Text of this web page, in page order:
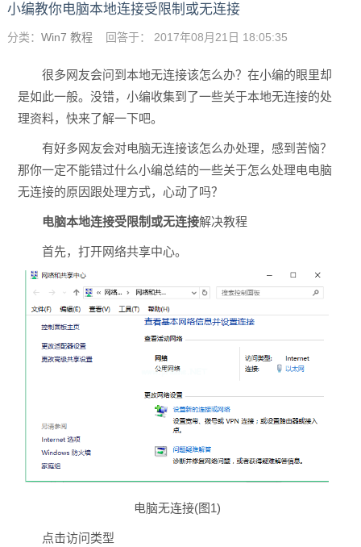
小编教你电脑本地连接受限制或无连接
分类： Win7 教程 回答于： 2017年08月21日 18:05:35
很多网友会问到本地无连接该怎么办？在小编的眼里却
是如此一般。没错，小编收集到了一些关于本地无连接的处
理资料，快来了解一下吧。
有好多网友会对电脑无连接该怎么办处理，感到苦恼？
那你一定不能错过什么小编总结的一些关于怎么处理电电脑
无连接的原因跟处理方式，心动了吗？
电脑本地连接受限制或无连接解决教程
首先，打开网络共享中心。
电脑无连接(图1)
点击访问类型